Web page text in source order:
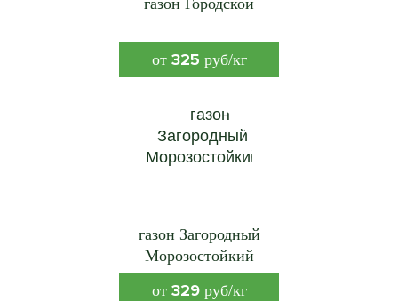
газон Городской
от 325 руб/кг
газон Загородный
Морозостойкий
от 329руб/кг